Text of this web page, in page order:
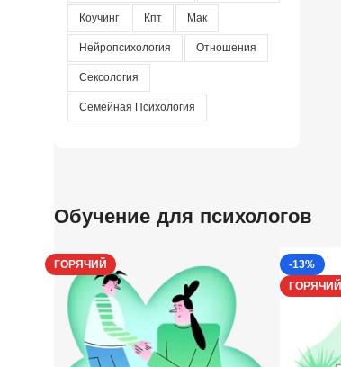
Коучинг Кпт Мак
Нейропсихология Отношения
Сексология
Семейная Психология
Обучение для психологов
ГОРЯЧИЙ
-13%
ГОРЯЧИЙ